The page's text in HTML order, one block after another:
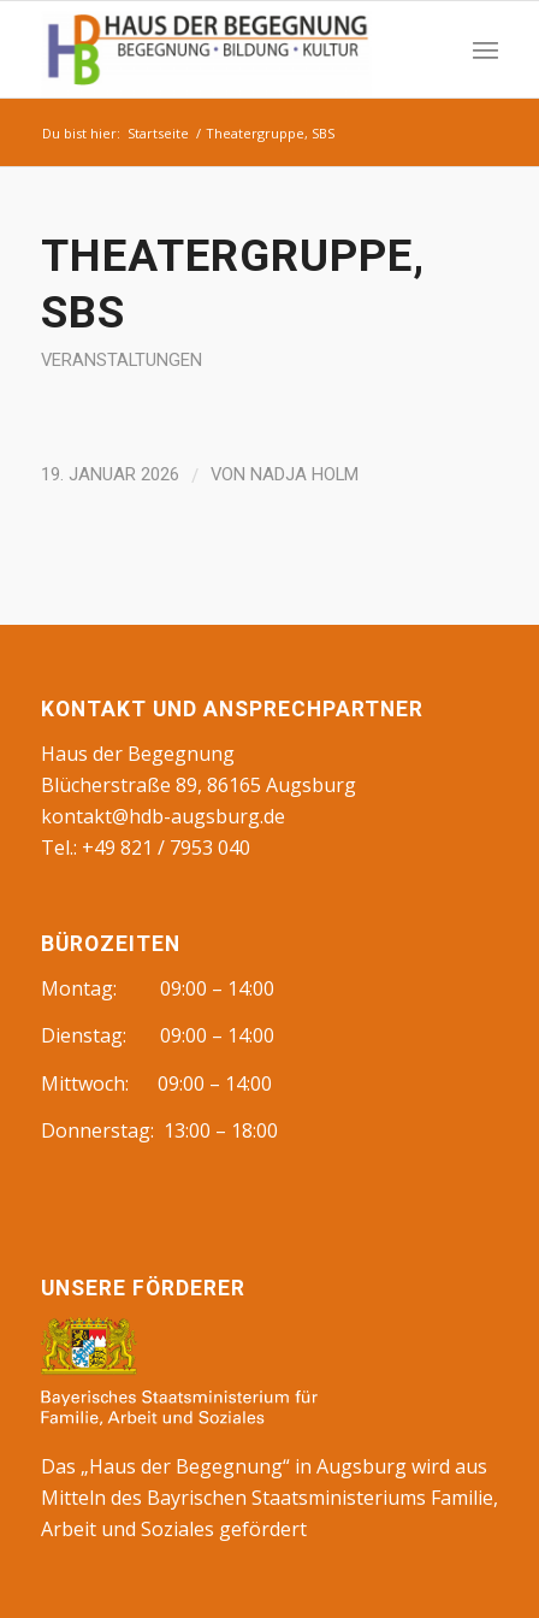
Du bist hier: Startseite / Theatergruppe, SBS
THEATERGRUPPE,
SBS
VERANSTALTUNGEN
19. JANUAR 2026 / VON NADJA HOLM
KONTAKT UND ANSPRECHPARTNER
Haus der Begegnung
Blücherstraße 89, 86165 Augsburg
kontakt@hdb-augsburg.de
Tel.: +49 821 / 7953 040
BÜROZEITEN
Montag: 09:00 – 14:00
Dienstag: 09:00 – 14:00
Mittwoch: 09:00 – 14:00
Donnerstag: 13:00 – 18:00
UNSERE FÖRDERER
Das „Haus der Begegnung“ in Augsburg wird aus
Mitteln des Bayrischen Staatsministeriums Familie,
Arbeit und Soziales gefördert